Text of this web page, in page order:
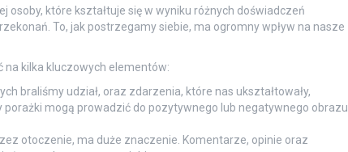
osoby, które kształtuje się w wyniku różnych doświadczeń
To, jak postrzegamy siebie, ma ogromny wpływ na nasze
na kilka kluczowych elementów:
braliśmy udział, oraz zdarzenia, które nas ukształtowały,
porażki mogą prowadzić do pozytywnego lub negatywnego obrazu
otoczenie, ma duże znaczenie. Komentarze, opinie oraz